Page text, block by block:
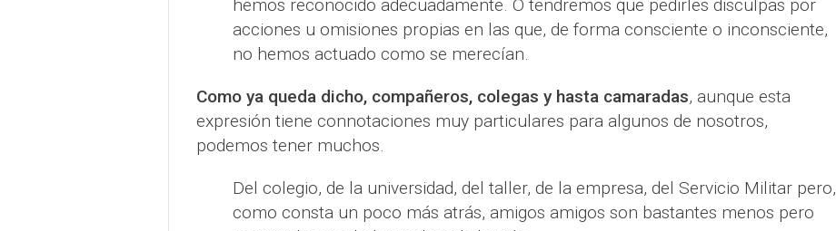
hemos reconocido adecuadamente. O tendremos que pedirles disculpas por
acciones u omisiones propias en las que, de forma consciente o inconsciente,
no hemos actuado como se merecían.
Como ya queda dicho, compañeros, colegas y hasta camaradas, aunque esta
expresión tiene connotaciones muy particulares para algunos de nosotros,
podemos tener muchos.
Del colegio, de la universidad, del taller, de la empresa, del Servicio Militar pero,
como consta un poco más atrás, amigos amigos son bastantes menos pero